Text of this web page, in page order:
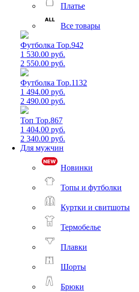
Платье
Все товары
Футболка Top.942
1 530.00 руб.
2 550.00 руб.
Футболка Top.1132
1 494.00 руб.
2 490.00 руб.
Топ Top.867
1 404.00 руб.
2 340.00 руб.
Для мужчин
Новинки
Топы и футболки
Куртки и свитшоты
Термобелье
Плавки
Шорты
Брюки